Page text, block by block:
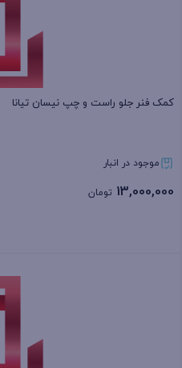
کمک فنر جلو راست و چپ نیسان تیانا
موجود در انبار
13,000,000 تومان